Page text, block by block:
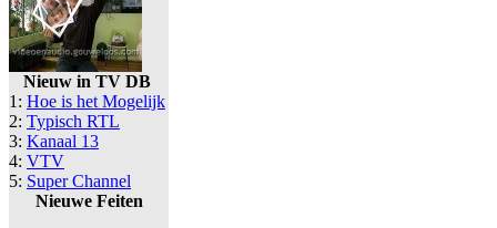
Nieuw in TV DB
1: Hoe is het Mogelijk
2: Typisch RTL
3: Kanaal 13
4: VTV
5: Super Channel
Nieuwe Feiten